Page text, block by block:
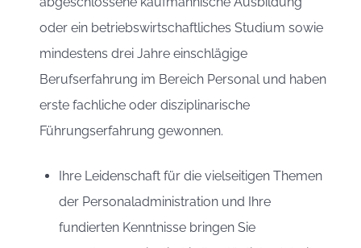
oder ein betriebswirtschaftliches Studium sowie
mindestens drei Jahre einschlägige
Berufserfahrung im Bereich Personal und haben
erste fachliche oder disziplinarische
Führungserfahrung gewonnen.
Ihre Leidenschaft für die vielseitigen Themen
der Personaladministration und Ihre
fundierten Kenntnisse bringen Sie